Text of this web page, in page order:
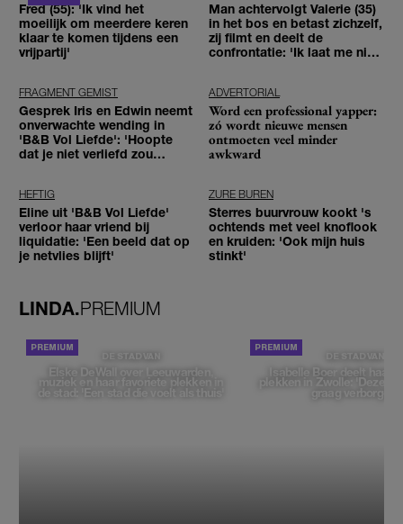
Fred (55): 'Ik vind het
moeilijk om meerdere keren
klaar te komen tijdens een
vrijpartij'
Man achtervolgt Valerie (35)
in het bos en betast zichzelf,
zij filmt en deelt de
confrontatie: 'Ik laat me niet
FRAGMENT GEMIST
Gesprek Iris en Edwin neemt
onverwachte wending in
'B&B Vol Liefde': 'Hoopte
dat je niet verliefd zou
ADVERTORIAL
Word een professional yapper:
zó wordt nieuwe mensen
ontmoeten veel minder
awkward
HEFTIG
Eline uit 'B&B Vol Liefde'
verloor haar vriend bij
liquidatie: 'Een beeld dat op
je netvlies blijft'
ZURE BUREN
Sterres buurvrouw kookt 's
ochtends met veel knoflook
en kruiden: 'Ook mijn huis
stinkt'
LINDA.PREMIUM
DE STAD VAN
Elske DeWall over Leeuwarden,
muziek en haar favoriete plekken in
de stad: 'Een stad die voelt als thuis'
DE STAD VAN
Isabelle Boer deelt haar
plekken in Zwolle: 'Deze
graag verborgen'